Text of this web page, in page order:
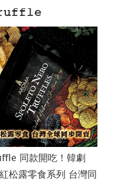
同款開吃！韓劇
松露零食系列 台灣同